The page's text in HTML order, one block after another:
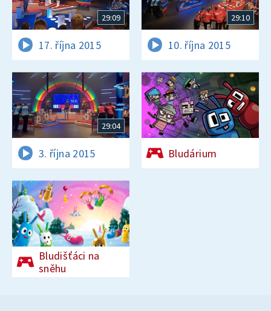
29:09
17. října 2015
29:10
10. října 2015
29:04
3. října 2015 Bludárium
Bludišťáci na
sněhu